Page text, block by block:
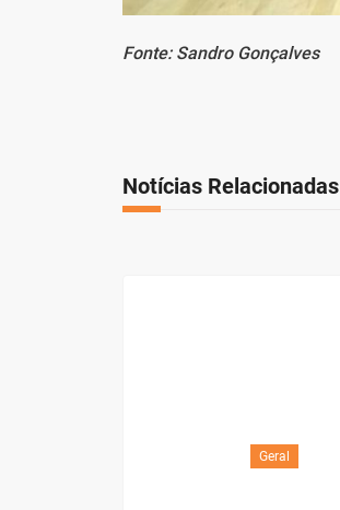
Fonte: Sandro Gonçalves
Notícias Relacionadas
Geral